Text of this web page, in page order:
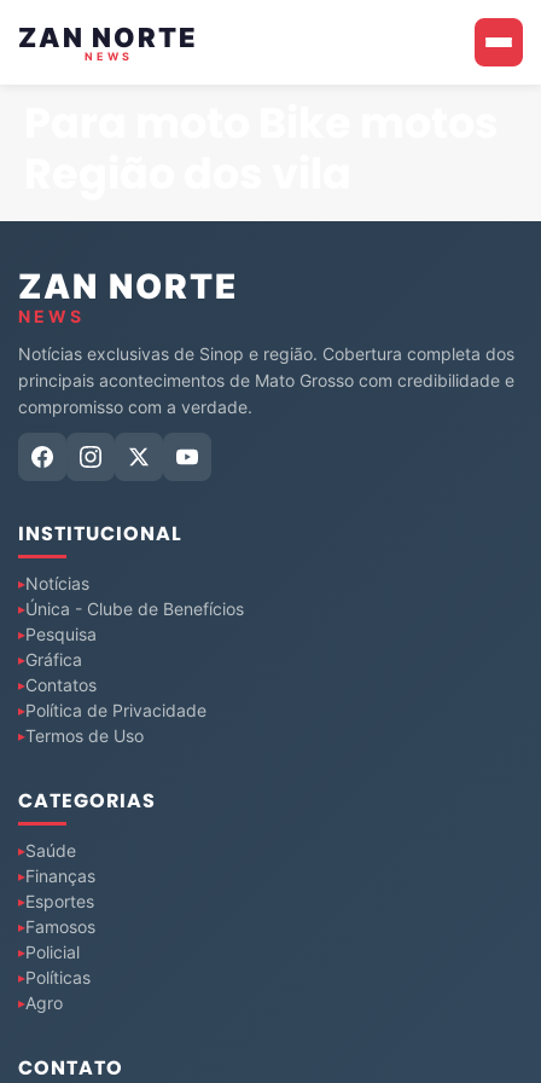
ZAN NORTE
NEWS
ZAN NORTE
NEWS
Notícias exclusivas de Sinop e região. Cobertura completa dos
principais acontecimentos de Mato Grosso com credibilidade e
compromisso com a verdade.
INSTITUCIONAL
Notícias
Única - Clube de Benefícios
Pesquisa
Gráfica
Contatos
Política de Privacidade
Termos de Uso
CATEGORIAS
Saúde
Finanças
Esportes
Famosos
Policial
Políticas
Agro
CONTATO